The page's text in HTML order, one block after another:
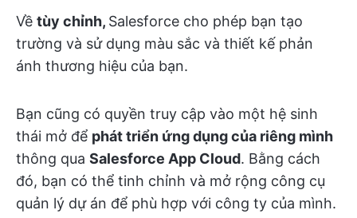
Về tùy chỉnh, Salesforce cho phép bạn tạo
trường và sử dụng màu sắc và thiết kế phản
ánh thương hiệu của bạn.
Bạn cũng có quyền truy cập vào một hệ sinh
thái mở để phát triển ứng dụng của riêng mình
thông qua Salesforce App Cloud. Bằng cách
đó, bạn có thể tinh chỉnh và mở rộng công cụ
quản lý dự án để phù hợp với công ty của mình.